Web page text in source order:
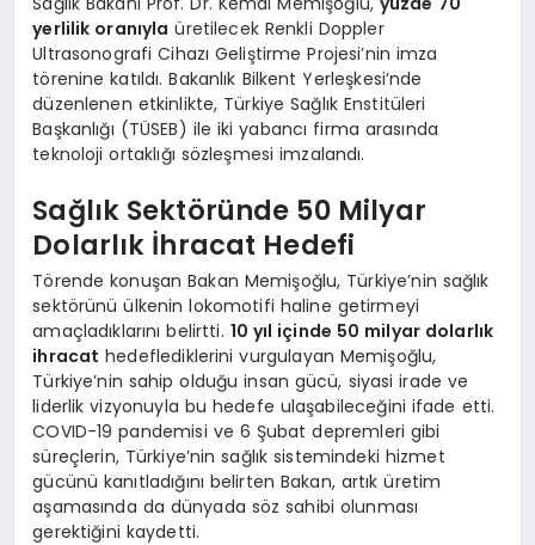
yerlilik oranıyla üretilecek Renkli Doppler
Ultrasonografi Cihazı Geliştirme Projesi’nin imza
törenine katıldı. Bakanlık Bilkent Yerleşkesi’nde
düzenlenen etkinlikte, Türkiye Sağlık Enstitüleri
Başkanlığı (TÜSEB) ile iki yabancı firma arasında
teknoloji ortaklığı sözleşmesi imzalandı.
Sağlık Sektöründe 50 Milyar
Dolarlık İhracat Hedefi
Törende konuşan Bakan Memişoğlu, Türkiye’nin sağlık
sektörünü ülkenin lokomotifi haline getirmeyi
amaçladıklarını belirtti. 10 yıl içinde 50 milyar dolarlık
ihracat hedeflediklerini vurgulayan Memişoğlu,
Türkiye’nin sahip olduğu insan gücü, siyasi irade ve
liderlik vizyonuyla bu hedefe ulaşabileceğini ifade etti.
COVID-19 pandemisi ve 6 Şubat depremleri gibi
süreçlerin, Türkiye’nin sağlık sistemindeki hizmet
gücünü kanıtladığını belirten Bakan, artık üretim
aşamasında da dünyada söz sahibi olunması
gerektiğini kaydetti.